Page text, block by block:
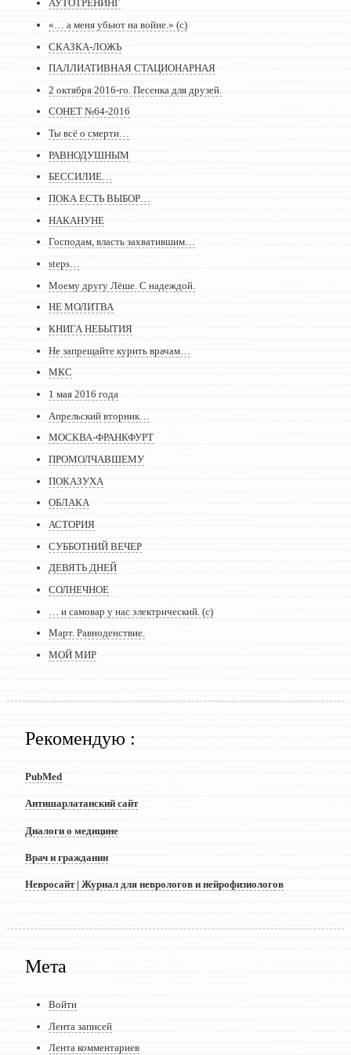
АУТОТРЕНИНГ
«… а меня убьют на войне.» (с)
СКАЗКА-ЛОЖЬ
ПАЛЛИАТИВНАЯ СТАЦИОНАРНАЯ
2 октября 2016-го. Песенка для друзей.
СОНЕТ №64-2016
Ты всё о смерти…
РАВНОДУШНЫМ
БЕССИЛИЕ…
ПОКА ЕСТЬ ВЫБОР…
НАКАНУНЕ
Господам, власть захватившим…
steps…
Моему другу Лёше. С надеждой.
НЕ МОЛИТВА
КНИГА НЕБЫТИЯ
Не запрещайте курить врачам…
МКС
1 мая 2016 года
Апрельский вторник…
МОСКВА-ФРАНКФУРТ
ПРОМОЛЧАВШЕМУ
ПОКАЗУХА
ОБЛАКА
АСТОРИЯ
СУББОТНИЙ ВЕЧЕР
ДЕВЯТЬ ДНЕЙ
СОЛНЕЧНОЕ
… и самовар у нас электрический. (с)
Март. Равноденствие.
МОЙ МИР
Рекомендую :
PubMed
Антишарлатанский сайт
Диалоги о медицине
Врач и гражданин
Невросайт | Журнал для неврологов и нейрофизиологов
Мета
Войти
Лента записей
Лента комментариев